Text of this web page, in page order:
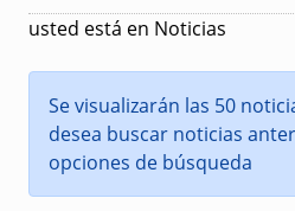
usted está en Noticias
Se visualizarán las 50
desea buscar noticias
opciones de búsqueda